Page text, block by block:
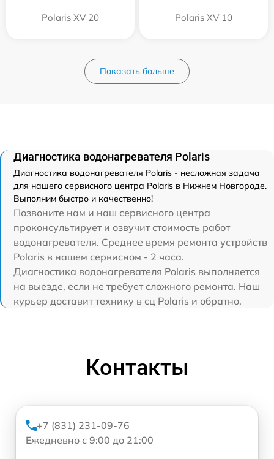
Polaris XV 20 Polaris XV 10
Показать больше
Диагностика водонагревателя Polaris
Диагностика водонагревателя Polaris - несложная задача
для нашего сервисного центра Polaris в Нижнем Новгороде.
Выполним быстро и качественно!
Позвоните нам и наш сервисного центра
проконсультирует и озвучит стоимость работ
водонагревателя. Среднее время ремонта устройств
Polaris в нашем сервисном - 2 часа.
Диагностика водонагревателя Polaris выполняется
на выезде, если не требует сложного ремонта. Наш
курьер доставит технику в сц Polaris и обратно.
Контакты
+7 (831) 231-09-76
Ежедневно с 9:00 до 21:00